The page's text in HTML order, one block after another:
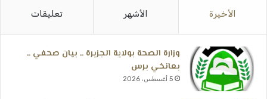
الأخيرة الأشهر تعليقات
وزارة الصحة بولاية الجزيرة ــ بيان صحفي ــ
بعانخي برس
5 أغسطس، 2026